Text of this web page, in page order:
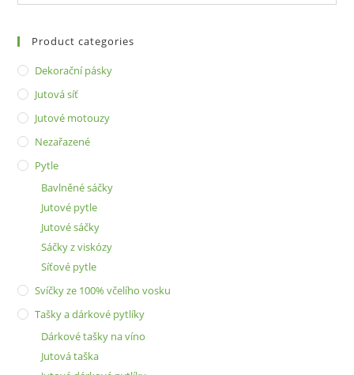
Product categories
Dekorační pásky
Jutová síť
Jutové motouzy
Nezařazené
Pytle
Bavlněné sáčky
Jutové pytle
Jutové sáčky
Sáčky z viskózy
Síťové pytle
Svíčky ze 100% včelího vosku
Tašky a dárkové pytlíky
Dárkové tašky na víno
Jutová taška